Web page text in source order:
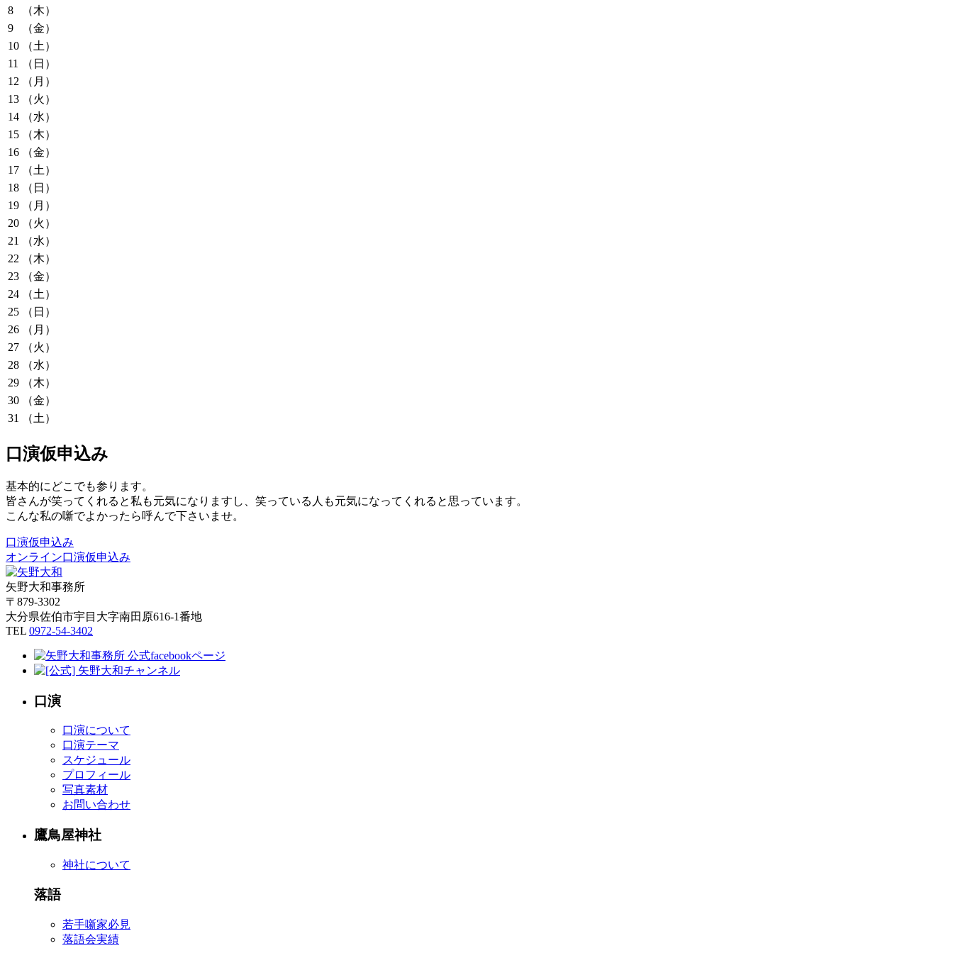
8
（木）
9
（金）
10
（土）
11
（日）
12
（月）
13
（火）
14
（水）
15
（木）
16
（金）
17
（土）
18
（日）
19
（月）
20
（火）
21
（水）
22
（木）
23
（金）
24
（土）
25
（日）
26
（月）
27
（火）
28
（水）
29
（木）
30
（金）
31
（土）
口演仮申込み
基本的にどこでも参ります。
皆さんが笑ってくれると私も元気になりますし、笑っている人も元気になってくれると思っています。
こんな私の噺でよかったら呼んで下さいませ。
口演仮申込み
オンライン口演仮申込み
矢野大和事務所
〒879-3302
大分県佐伯市宇目大字南田原616-1番地
TEL 0972-54-3402
口演
口演について
口演テーマ
スケジュール
プロフィール
写真素材
お問い合わせ
鷹鳥屋神社
神社について
落語
若手噺家必見
落語会実績